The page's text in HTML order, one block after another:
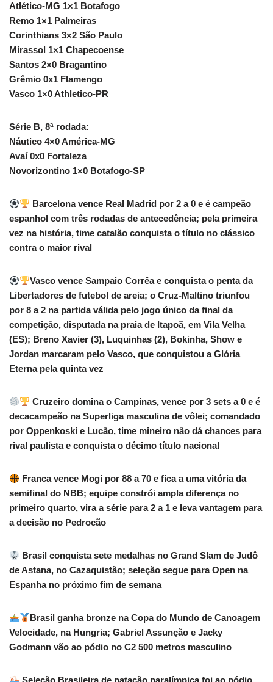
Atlético-MG 1×1 Botafogo
Remo 1×1 Palmeiras
Corinthians 3×2 São Paulo
Mirassol 1×1 Chapecoense
Santos 2×0 Bragantino
Grêmio 0x1 Flamengo
Vasco 1×0 Athletico-PR
Série B, 8ª rodada:
Náutico 4×0 América-MG
Avaí 0x0 Fortaleza
Novorizontino 1×0 Botafogo-SP
Barcelona vence Real Madrid por 2 a 0 e é campeão
espanhol com três rodadas de antecedência; pela primeira
vez na história, time catalão conquista o título no clássico
contra o maior rival
Vasco vence Sampaio Corrêa e conquista o penta da
Libertadores de futebol de areia; o Cruz-Maltino triunfou
por 8 a 2 na partida válida pelo jogo único da final da
competição, disputada na praia de Itapoã, em Vila Velha
(ES); Breno Xavier (3), Luquinhas (2), Bokinha, Show e
Jordan marcaram pelo Vasco, que conquistou a Glória
Eterna pela quinta vez
Cruzeiro domina o Campinas, vence por 3 sets a 0 e é
decacampeão na Superliga masculina de vôlei; comandado
por Oppenkoski e Lucão, time mineiro não dá chances para
rival paulista e conquista o décimo título nacional
Franca vence Mogi por 88 a 70 e fica a uma vitória da
semifinal do NBB; equipe constrói ampla diferença no
primeiro quarto, vira a série para 2 a 1 e leva vantagem para
a decisão no Pedrocão
Brasil conquista sete medalhas no Grand Slam de Judô
de Astana, no Cazaquistão; seleção segue para Open na
Espanha no próximo fim de semana
Brasil ganha bronze na Copa do Mundo de Canoagem
Velocidade, na Hungria; Gabriel Assunção e Jacky
Godmann vão ao pódio no C2 500 metros masculino